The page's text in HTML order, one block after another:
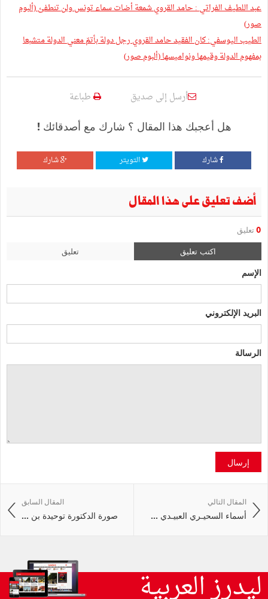
عبد اللطيف الفراتي : حامد القروي شمعة أضات سماء تونس ولن تنطفئ (ألبوم
صور)
الطيب اليوسفي: كان الفقيد حامد القروي رجل دولة بأتمّ معني الدولة متشبعا
بمفهوم الدولة وقيمها ونواميسها (ألبوم صور)
أرسل إلى صديق طباعة
هل أعجبك هذا المقال ؟ شارك مع أصدقائك !
شارك التويتر شارك
أضف تعليق على هذا المقال
0 تعليق
اكتب تعليق تعليق
الإسم
البريد الإلكتروني
الرسالة
إرسال
المقال السابق
صورة الدكتورة توحيدة بن ...
المقال التالي
أسماء السحيـري العبيـدي ...
ليدرز العربية